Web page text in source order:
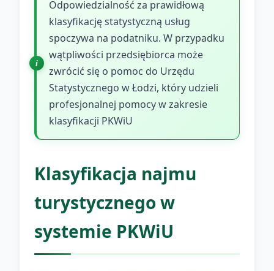
Odpowiedzialność za prawidłową
klasyfikację statystyczną usług
spoczywa na podatniku. W przypadku
wątpliwości przedsiębiorca może
zwrócić się o pomoc do Urzędu
Statystycznego w Łodzi, który udzieli
profesjonalnej pomocy w zakresie
klasyfikacji PKWiU
Klasyfikacja najmu
turystycznego w
systemie PKWiU